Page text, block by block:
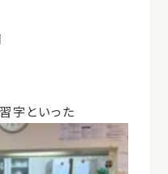
字といった